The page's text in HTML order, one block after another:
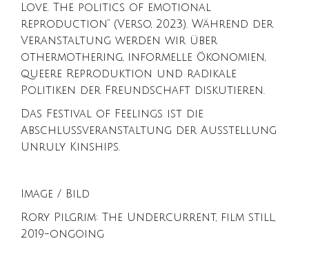
Love. The politics of emotional
reproduction” (Verso, 2023). Während der
Veranstaltung werden wir über
othermothering, informelle Ökonomien,
queere Reproduktion und radikale
Politiken der Freundschaft diskutieren.
Das Festival of Feelings ist die
Abschlussveranstaltung der Ausstellung
Unruly Kinships.
Image / Bild
Rory Pilgrim: The Undercurrent, film still,
2019-ongoing